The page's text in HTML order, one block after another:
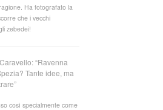
Ha fotografato la
che i vecchi
zebedei!
Caravello: “Ravenna
Tante idee, ma
così specialmente come